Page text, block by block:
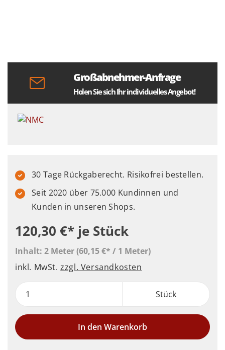
Großabnehmer-Anfrage
Holen Sie sich Ihr individuelles Angebot!
30 Tage Rückgaberecht. Risikofrei bestellen.
Seit 2020 über 75.000 Kundinnen und
Kunden in unseren Shops.
120,30 €* je Stück
Inhalt: 2 Meter(60,15 €* / 1 Meter)
inkl. MwSt.zzgl. Versandkosten
Stück
In den Warenkorb